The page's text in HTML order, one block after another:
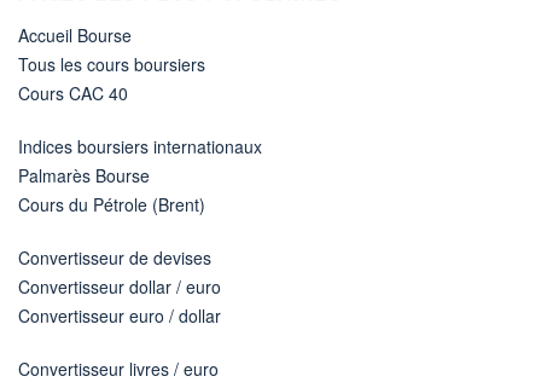
Accueil Bourse
Tous les cours boursiers
Cours CAC 40
Indices boursiers internationaux
Palmarès Bourse
Cours du Pétrole (Brent)
Convertisseur de devises
Convertisseur dollar / euro
Convertisseur euro / dollar
Convertisseur livres / euro